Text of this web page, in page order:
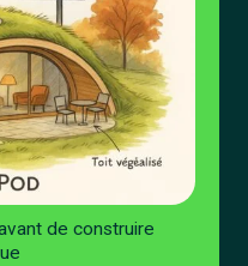
de construire